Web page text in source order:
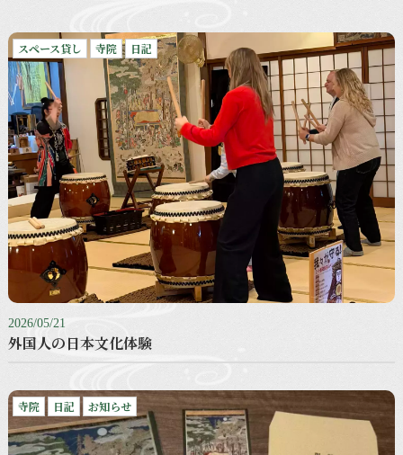
スペース貸し 寺院 日記
2026/05/21
外国人の日本文化体験
寺院 日記 お知らせ